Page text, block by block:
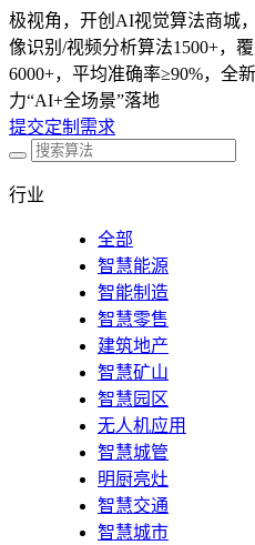
极视角，开创AI视觉算法商城
像识别/视频分析算法1500+，
6000+，平均准确率≥90%，全
力“AI+全场景”落地
提交定制需求
行业
全部
智慧能源
智能制造
智慧零售
建筑地产
智慧矿山
智慧园区
无人机应用
智慧城管
明厨亮灶
智慧交通
智慧城市